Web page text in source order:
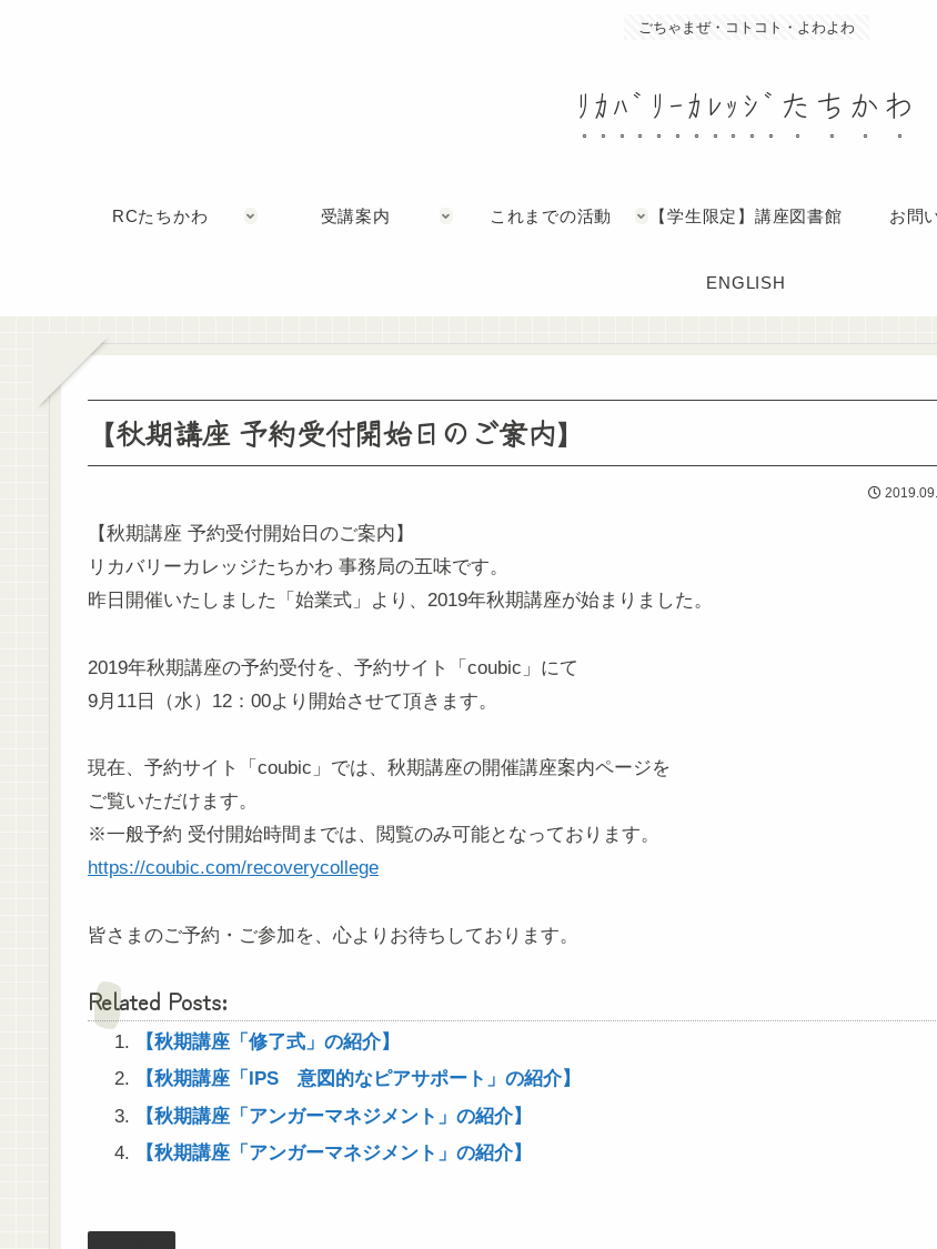
ごちゃまぜ・コトコト・よわよわ
ﾘｶﾊﾞﾘｰｶﾚｯｼﾞたちかわ
RCたちかわ 受講案内 これまでの活動 【学生限定】講座図書館 お問
ENGLISH
【秋期講座 予約受付開始日のご案内】
【秋期講座 予約受付開始日のご案内】
リカバリーカレッジたちかわ 事務局の五味です。
昨日開催いたしました「始業式」より、2019年秋期講座が始まりました。
2019年秋期講座の予約受付を、予約サイト「coubic」にて
9月11日（水）12：00より開始させて頂きます。
現在、予約サイト「coubic」では、秋期講座の開催講座案内ページを
ご覧いただけます。
※一般予約 受付開始時間までは、閲覧のみ可能となっております。
https://coubic.com/recoverycollege
皆さまのご予約・ご参加を、心よりお待ちしております。
Related Posts:
【秋期講座「修了式」の紹介】
【秋期講座「IPS 意図的なピアサポート」の紹介】
【秋期講座「アンガーマネジメント」の紹介】
【秋期講座「アンガーマネジメント」の紹介】